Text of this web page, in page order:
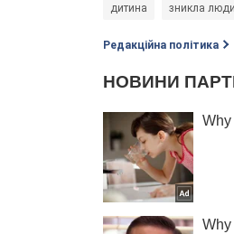
дитина зникла
Редакційна політика